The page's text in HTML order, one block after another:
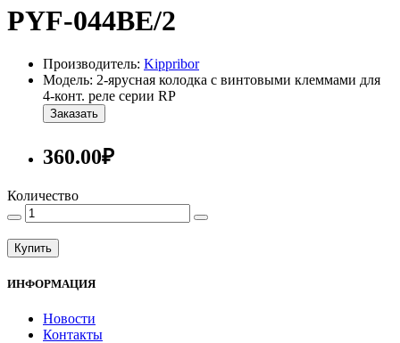
PYF-044BE/2
Производитель: Kippribor
Модель: 2-ярусная колодка с винтовыми клеммами для
4-конт. реле серии RP
Заказать
360.00₽
Количество
Купить
ИНФОРМАЦИЯ
Новости
Контакты